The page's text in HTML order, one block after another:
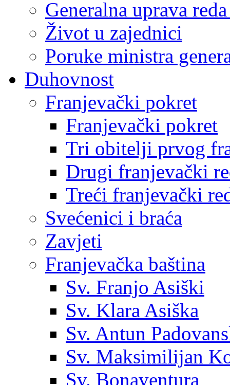
Generalna uprava
Život u zajednici
Poruke ministra
Duhovnost
Franjevački pokret
Franjevački pokret
Tri obitelji prvog
Drugi franjevački
Treći franjevački
Svećenici i braća
Zavjeti
Franjevačka baština
Sv. Franjo Asiški
Sv. Klara Asiška
Sv. Antun
Sv. Maksimilijan
Sv. Bonaventura